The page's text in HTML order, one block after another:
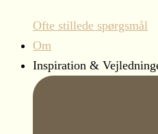
Ofte stillede spørgsmål
Om
Inspiration &